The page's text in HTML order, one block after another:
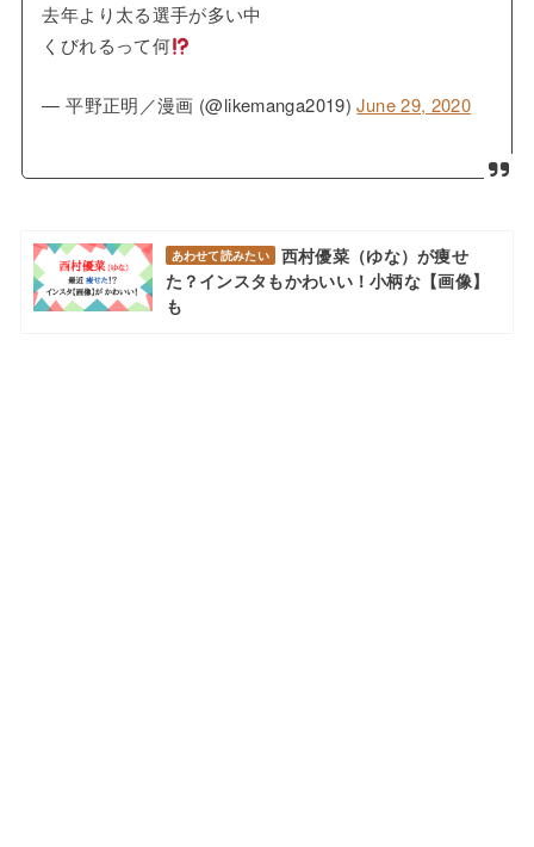
去年より太る選手が多い中
くびれるって何
— 平野正明／漫画 (@likemanga2019)June 29, 2020
あわせて読みたい
西村優菜（ゆな）が痩せ
た？インスタもかわいい！小柄な【画像】
も